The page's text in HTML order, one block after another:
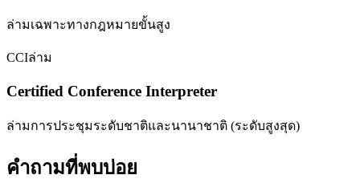
ล่ามเฉพาะทางกฎหมายขั้นสูง
CCIล่าม
Certified Conference Interpreter
ล่ามการประชุมระดับชาติและนานาชาติ (ระดับสูงสุด)
คำถามที่พบบ่อย